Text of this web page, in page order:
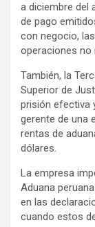
a diciembre del
de pago
con negocio,
operaciones no
También, la
Superior de
prisión efectiva
gerente de una
rentas de
dólares.
La empresa
Aduana
en las
cuando estos